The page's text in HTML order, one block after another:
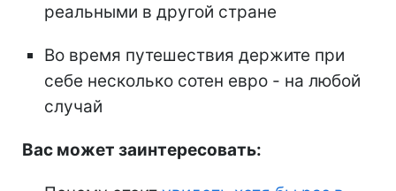
реальными в другой стране
Во время путешествия держите при
себе несколько сотен евро - на любой
случай
Вас может заинтересовать: